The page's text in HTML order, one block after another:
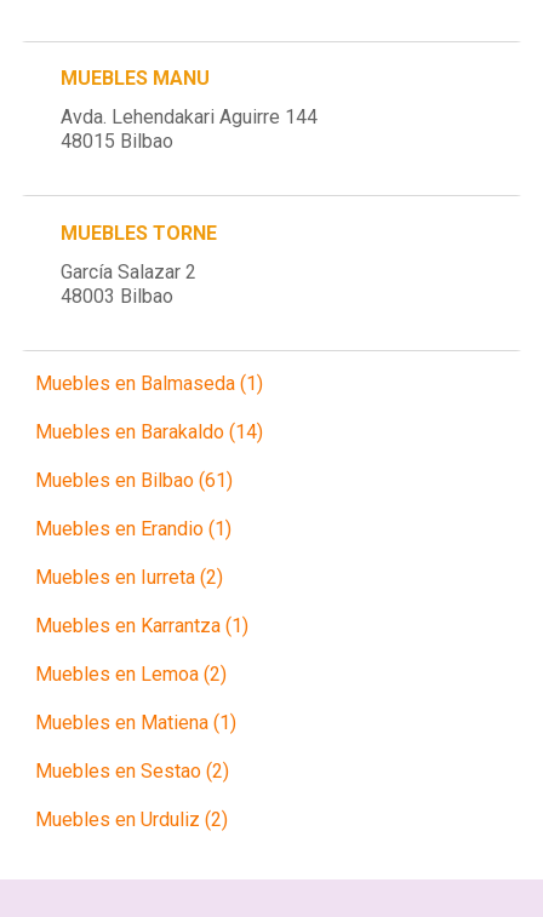
MUEBLES MANU
Avda. Lehendakari Aguirre 144
48015 Bilbao
MUEBLES TORNE
García Salazar 2
48003 Bilbao
Muebles en Balmaseda (1)
Muebles en Barakaldo (14)
Muebles en Bilbao (61)
Muebles en Erandio (1)
Muebles en Iurreta (2)
Muebles en Karrantza (1)
Muebles en Lemoa (2)
Muebles en Matiena (1)
Muebles en Sestao (2)
Muebles en Urduliz (2)